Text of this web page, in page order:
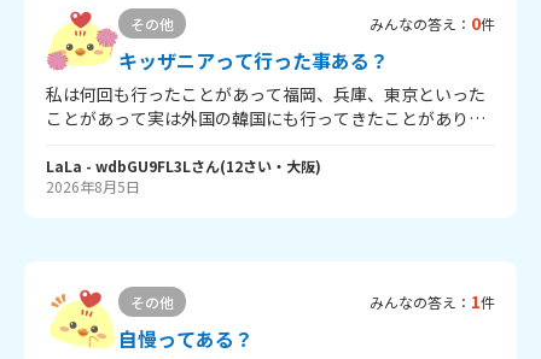
その他 みんなの答え： 0件
キッザニアって行った事ある？
私は何回も行ったことがあって福岡、兵庫、東京といった
ことがあって実は外国の韓国にも行ってきたことがありま
もいいので行ったことありますか？ 好きなお仕事は何です
か？ ぜひ教えてください♪
LaLa - wdbGU9FL3Lさん(12さい・ 大阪)
2026年8月5日
その他 みんなの答え： 1件
自慢ってある？